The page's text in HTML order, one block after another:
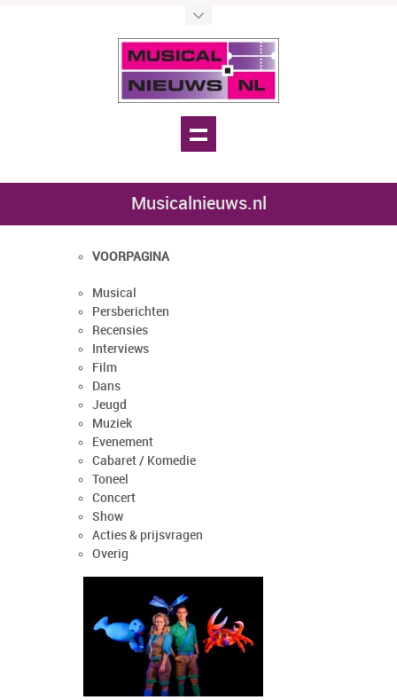
Musicalnieuws.nl
VOORPAGINA
Musical
Persberichten
Recensies
Interviews
Film
Dans
Jeugd
Muziek
Evenement
Cabaret / Komedie
Toneel
Concert
Show
Acties & prijsvragen
Overig